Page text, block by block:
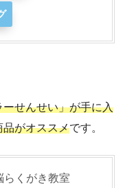
せんせい」が手に入
品がオススメです。
らくがき教室